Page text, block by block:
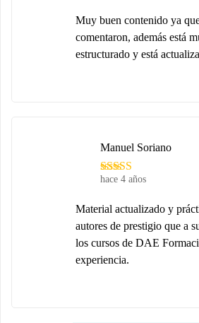
Muy buen contenido ya
comentaron, además está
estructurado y está
hace 4 años
Manuel Soriano
Material actualizado y
autores de prestigio que a
los cursos de DAE
experiencia.